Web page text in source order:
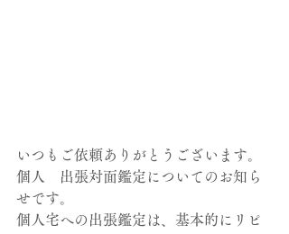
いつもご依頼ありがとうございます。
個人　出張対面鑑定についてのお知ら
せです。
個人宅への出張鑑定は、基本的にリピ